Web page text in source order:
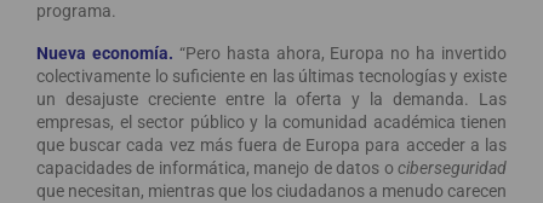
programa.
Nueva economía. “Pero hasta ahora, Europa no ha invertido
colectivamente lo suficiente en las últimas tecnologías y existe
un desajuste creciente entre la oferta y la demanda. Las
empresas, el sector público y la comunidad académica tienen
que buscar cada vez más fuera de Europa para acceder a las
capacidades de informática, manejo de datos o ciberseguridad
que necesitan, mientras que los ciudadanos a menudo carecen